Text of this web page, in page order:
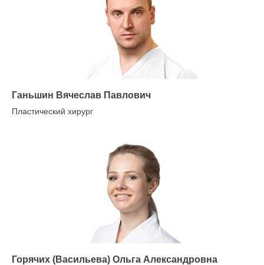
Ганьшин Вячеслав Павлович
Пластический хирург
Горячих (Васильева) Ольга Александровна